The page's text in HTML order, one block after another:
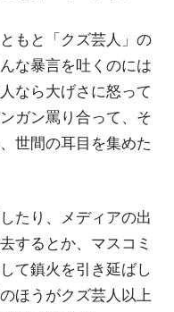
もと「クズ芸人」の
な暴言を吐くのには
なら大げさに怒って
ガン罵り合って、そ
世間の耳目を集めた
たり、メディアの出
するとか、マスコミ
て鎮火を引き延ばし
ほうがクズ芸人以上